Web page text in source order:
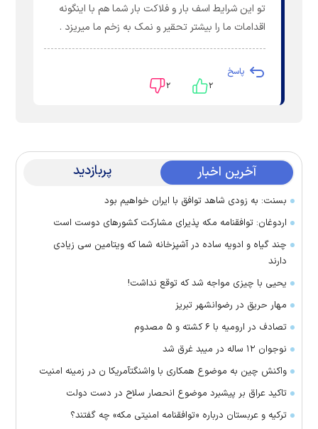
تو این شرایط اسف بار و فلاکت بار شما هم با اینگونه
اقدامات ما را بیشتر تحقیر و نمک به زخم ما میریزد .
پاسخ
۲ ۲
آخرین اخبار پربازدید
بسنت: به زودی شاهد توافق با ایران خواهیم بود
اردوغان: توافقنامه مکه پذیرای مشارکت کشور‌های دوست است
چند گیاه و ادویه ساده در آشپزخانه شما که ویتامین سی زیادی
دارند
یحیی با چیزی مواجه شد که توقع نداشت!
مهار حریق در رضوانشهر تبریز
تصادف در ارومیه با ۶ کشته و ۵ مصدوم
نوجوان ۱۲ ساله در میبد غرق شد
واکنش چین به موضوع همکاری با واشنگتآمریکا ن در زمینه امنیت
تاکید عراق بر پیشبرد موضوع انحصار سلاح در دست دولت
ترکیه و عربستان درباره «توافقنامه امنیتی مکه» چه گفتند؟